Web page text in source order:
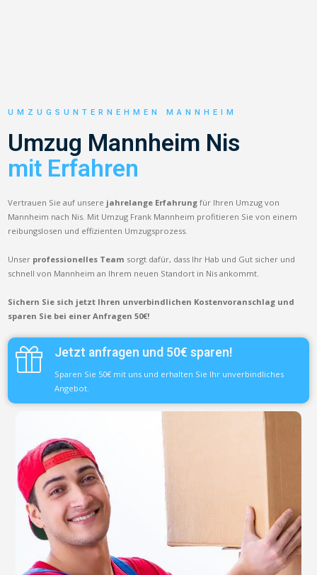
UMZUGSUNTERNEHMEN MANNHEIM
Umzug Mannheim Nis
mit Erfahren
Vertrauen Sie auf unsere jahrelange Erfahrung für Ihren Umzug von
Mannheim nach Nis. Mit Umzug Frank Mannheim profitieren Sie von einem
reibungslosen und effizienten Umzugsprozess.
Unser professionelles Team sorgt dafür, dass Ihr Hab und Gut sicher und
schnell von Mannheim an Ihrem neuen Standort in Nis ankommt.
Sichern Sie sich jetzt Ihren unverbindlichen Kostenvoranschlag und
sparen Sie bei einer Anfragen 50€!
Jetzt anfragen und 50€ sparen!
Sparen Sie 50€ mit uns und erhalten Sie Ihr unverbindliches
Angebot.